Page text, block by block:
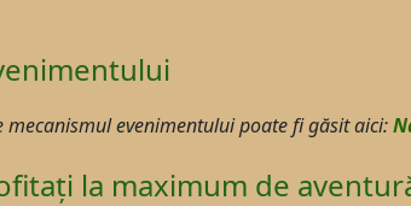
mecanismul evenimentului poate fi găsit aici:
la maximum de